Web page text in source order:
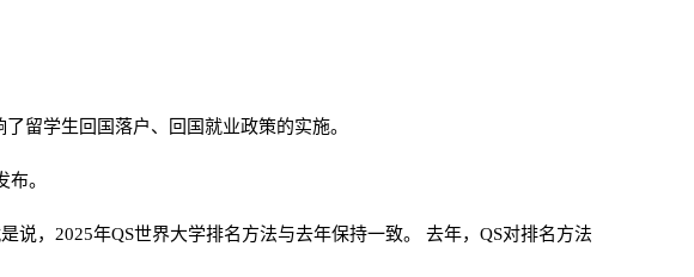
留学生回国落户、回国就业政策的实施。
。
，2025年QS世界大学排名方法与去年保持一致。 去年，QS对排名方法